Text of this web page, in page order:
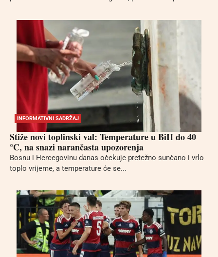
INFORMATIVNI SADRŽAJ
Stiže novi toplinski val: Temperature u BiH do 40
°C, na snazi narančasta upozorenja
Bosnu i Hercegovinu danas očekuje pretežno sunčano i vrlo
toplo vrijeme, a temperature će se...